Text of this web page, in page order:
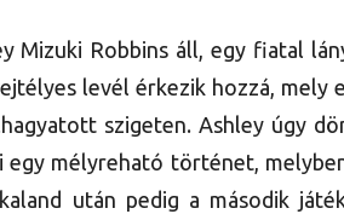
Mizuki Robbins áll, egy fiatal
levél érkezik hozzá, mely
szigeten. Ashley úgy
mélyreható történet,
után pedig a második